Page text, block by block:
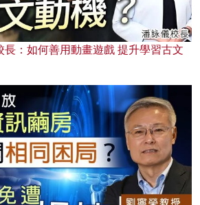
：如何善用動畫遊戲 提升學習古文